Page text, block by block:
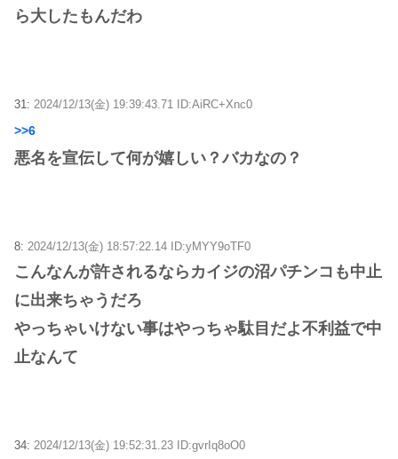
ら大したもんだわ
31: 2024/12/13(金) 19:39:43.71 ID:AiRC+Xnc0
>>6
悪名を宣伝して何が嬉しい？バカなの？
8: 2024/12/13(金) 18:57:22.14 ID:yMYY9oTF0
こんなんが許されるならカイジの沼パチンコも中止
に出来ちゃうだろ
やっちゃいけない事はやっちゃ駄目だよ不利益で中
止なんて
34: 2024/12/13(金) 19:52:31.23 ID:gvrIq8oO0